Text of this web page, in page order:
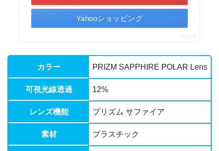
Yahooショッピング
ポチップ
カラー PRIZM SAPPHIRE POLAR Lens
可視光線透過 12%
レンズ機能 プリズム サファイア
素材 プラスチック